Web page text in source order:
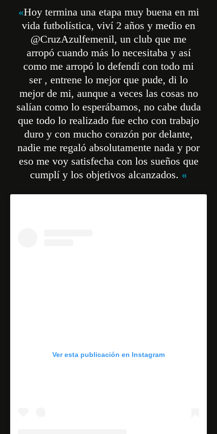
«Hoy termina una etapa muy buena en mi
vida futbolística, viví 2 años y medio en
@CruzAzulfemenil, un club que me
arropó cuando más lo necesitaba y así
como me arropó lo defendí con todo mi
ser , entrene lo mejor que pude, di lo
mejor de mi, aunque a veces las cosas no
salían como lo esperábamos, no cabe duda
que todo lo realizado fue echo con trabajo
duro y con mucho corazón por delante,
nadie me regaló absolutamente nada y por
eso me voy satisfecha con los sueños que
cumplí y los objetivos alcanzados. «
Ver esta publicación en Instagram